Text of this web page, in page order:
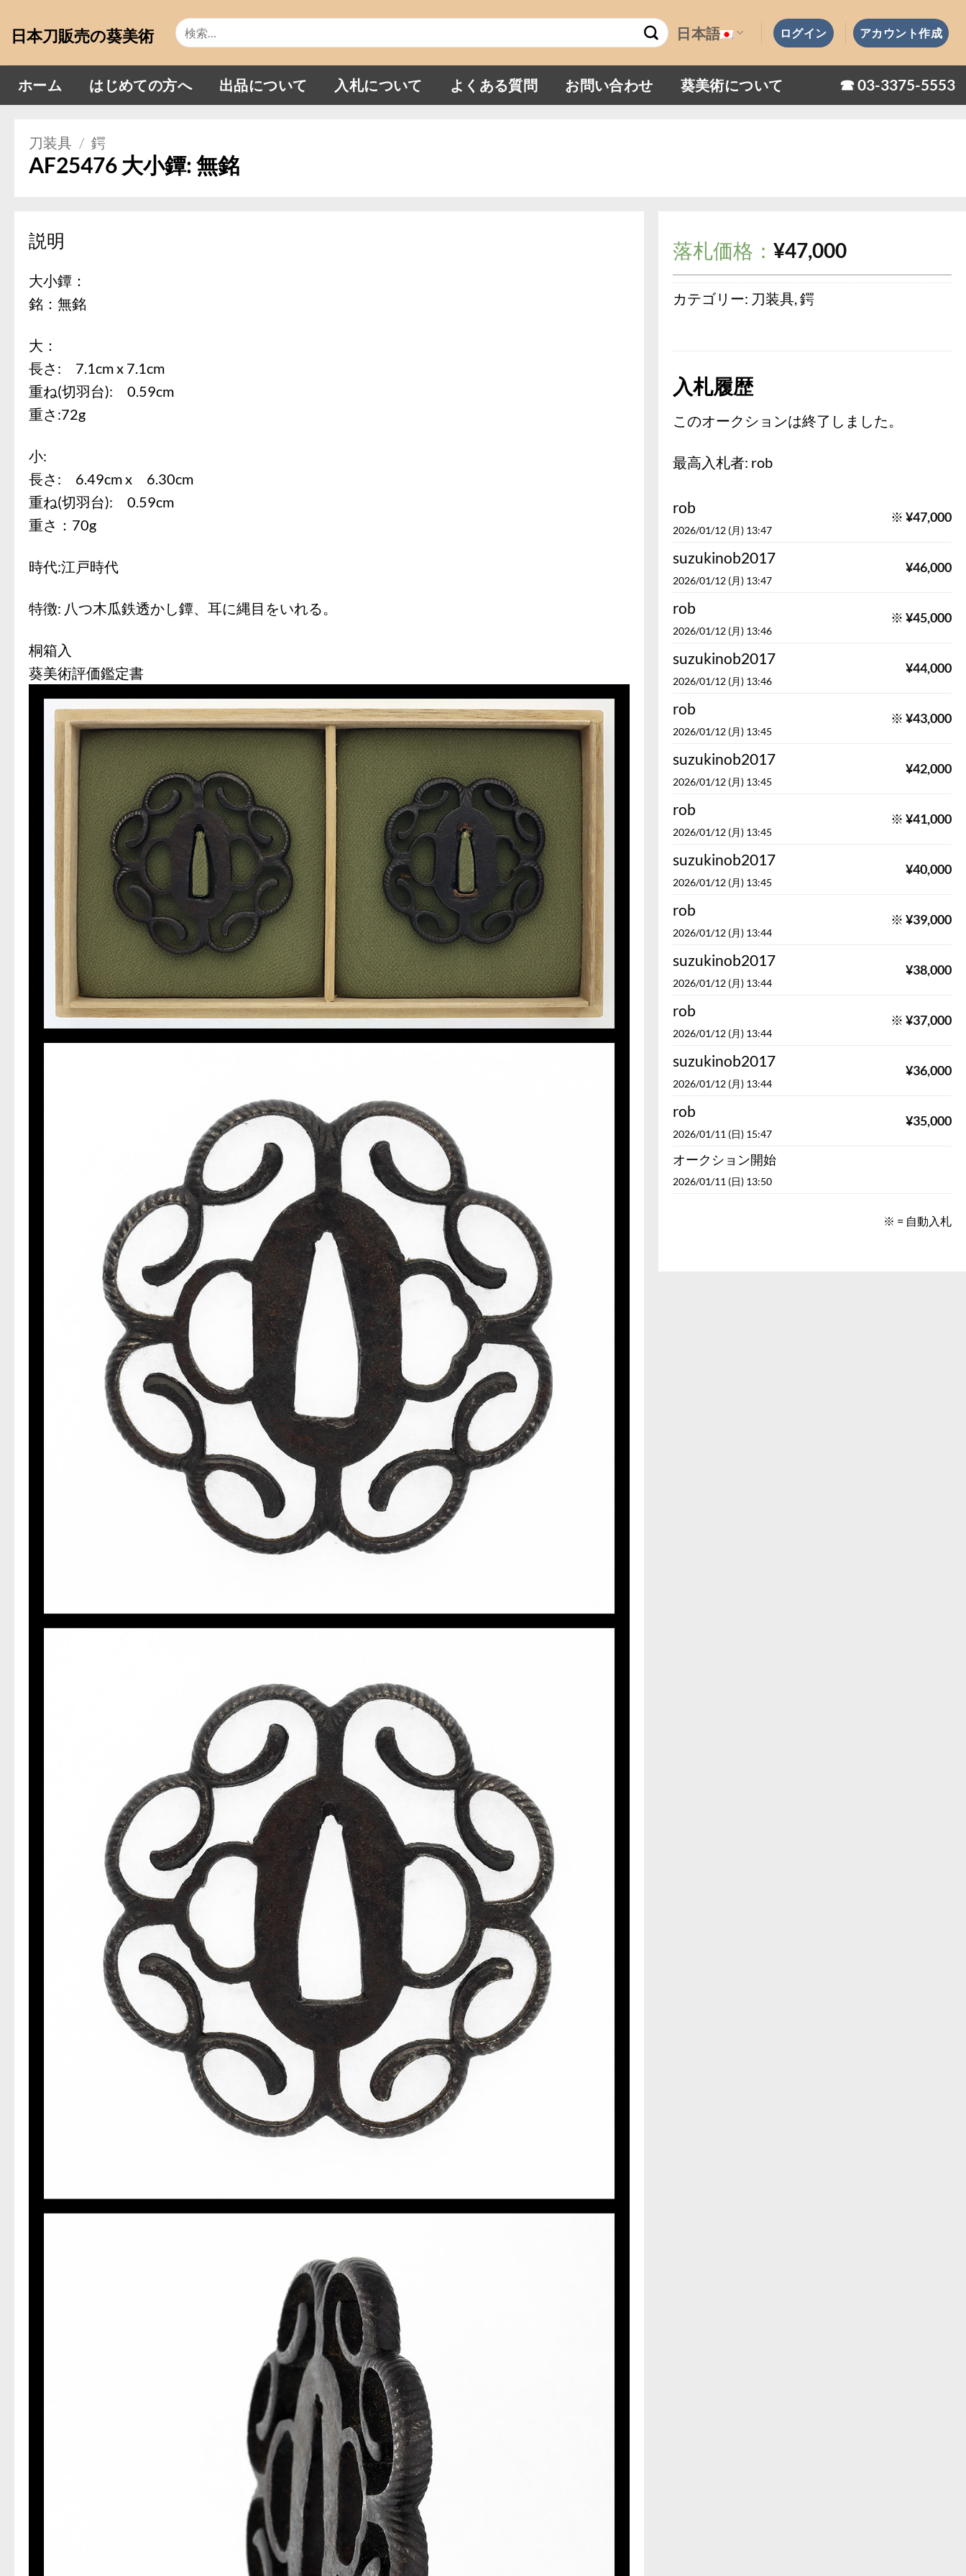
日本刀販売の葵美術
検
索
象:
日本語 ログイン アカウント作成
ホーム はじめての方へ 出品について 入札について よくある質問 お問い合わせ 葵美術について ☎︎ 03-3375-5553
刀装具 / 鍔
AF25476 大小鐔: 無銘
説明
大小鐔：
銘：無銘
大：
長さ: 7.1cm x 7.1cm
重ね(切羽台): 0.59cm
重さ:72g
小:
長さ: 6.49cm x 6.30cm
重ね(切羽台): 0.59cm
重さ：70g
時代:江戸時代
特徴: 八つ木瓜鉄透かし鐔、耳に縄目をいれる。
桐箱入
葵美術評価鑑定書
落札価格： ¥47,000
カテゴリー: 刀装具 鍔
入札履歴
このオークションは終了しました。
最高入札者: rob
rob
2026/01/12 (月) 13:47
※ ¥47,000
suzukinob2017
2026/01/12 (月) 13:47
¥46,000
rob
2026/01/12 (月) 13:46
※ ¥45,000
suzukinob2017
2026/01/12 (月) 13:46
¥44,000
rob
2026/01/12 (月) 13:45
※ ¥43,000
suzukinob2017
2026/01/12 (月) 13:45
¥42,000
rob
2026/01/12 (月) 13:45
※ ¥41,000
suzukinob2017
2026/01/12 (月) 13:45
¥40,000
rob
2026/01/12 (月) 13:44
※ ¥39,000
suzukinob2017
2026/01/12 (月) 13:44
¥38,000
rob
2026/01/12 (月) 13:44
※ ¥37,000
suzukinob2017
2026/01/12 (月) 13:44
¥36,000
rob
2026/01/11 (日) 15:47
¥35,000
オークション開始
2026/01/11 (日) 13:50
※ = 自動入札